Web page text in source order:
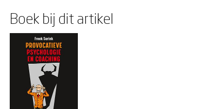
Boek bij dit artikel